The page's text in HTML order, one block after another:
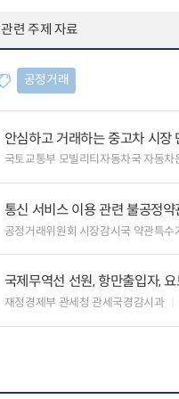
관련 주제 자료
공정거래
안심하고 거래하는 중고차 시장
국토교통부 모빌리티자동차국 자동차
통신 서비스 이용 관련 불공정
공정거래위원회 시장감시국 약관특수
국제무역선 선원, 항만출입자,
재정경제부 관세청 관세국경감시과